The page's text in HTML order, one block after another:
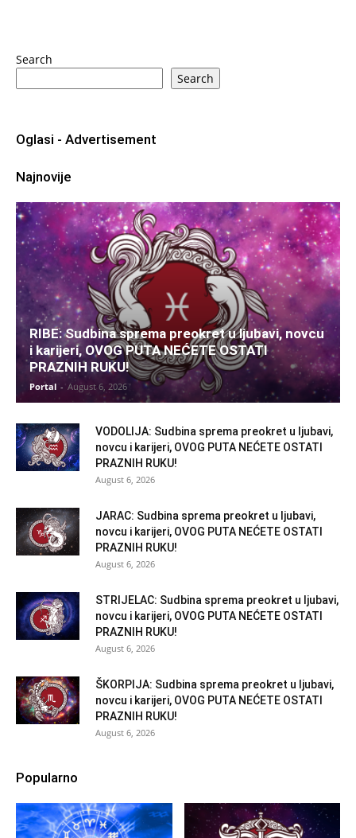
Search
Search
Oglasi - Advertisement
Najnovije
RIBE: Sudbina sprema preokret u ljubavi, novcu
i karijeri, OVOG PUTA NEĆETE OSTATI
PRAZNIH RUKU!
Portal - August 6, 2026
VODOLIJA: Sudbina sprema preokret u ljubavi,
novcu i karijeri, OVOG PUTA NEĆETE OSTATI
PRAZNIH RUKU!
August 6, 2026
JARAC: Sudbina sprema preokret u ljubavi,
novcu i karijeri, OVOG PUTA NEĆETE OSTATI
PRAZNIH RUKU!
August 6, 2026
STRIJELAC: Sudbina sprema preokret u ljubavi,
novcu i karijeri, OVOG PUTA NEĆETE OSTATI
PRAZNIH RUKU!
August 6, 2026
ŠKORPIJA: Sudbina sprema preokret u ljubavi,
novcu i karijeri, OVOG PUTA NEĆETE OSTATI
PRAZNIH RUKU!
August 6, 2026
Popularno